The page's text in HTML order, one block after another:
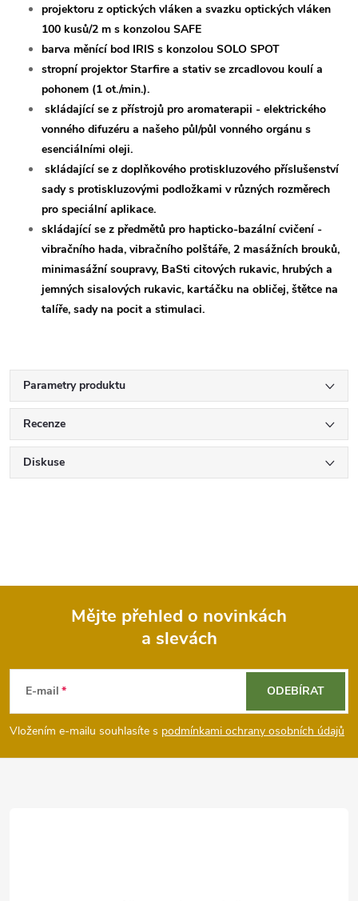
projektoru z optických vláken a svazku optických vláken
100 kusů/2 m s konzolou SAFE
barva měnící bod IRIS s konzolou SOLO SPOT
stropní projektor Starfire a stativ se zrcadlovou koulí a
pohonem (1 ot./min.).
skládající se z přístrojů pro aromaterapii - elektrického
vonného difuzéru a našeho půl/půl vonného orgánu s
esenciálními oleji.
skládající se z doplňkového protiskluzového příslušenství
sady s protiskluzovými podložkami v různých rozměrech
pro speciální aplikace.
skládající se z předmětů pro hapticko-bazální cvičení -
vibračního hada, vibračního polštáře, 2 masážních brouků,
minimasážní soupravy, BaSti citových rukavic, hrubých a
jemných sisalových rukavic, kartáčku na obličej, štětce na
talíře, sady na pocit a stimulaci.
Parametry produktu
Recenze
Diskuse
p
a
Mějte přehled o novinkách
a slevách
E-mail
Vložením e-mailu souhlasíte s podmínkami ochrany osobních údajů
ODEBÍRAT